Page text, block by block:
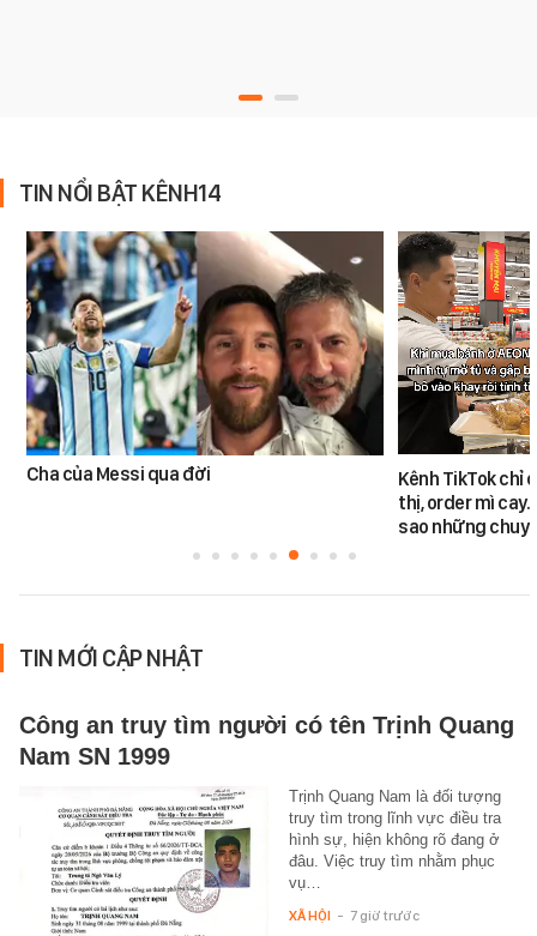
TIN NỔI BẬT KÊNH14
Cha của Messi qua đời
Kênh TikTok chỉ
thị, order mì
sao những
TIN MỚI CẬP NHẬT
Công an truy tìm người có tên Trịnh Quang
Nam SN 1999
Trịnh Quang Nam là đối tượng
truy tìm trong lĩnh vực điều tra
hình sự, hiện không rõ đang ở
đâu. Việc truy tìm nhằm phục
vụ…
XÃ HỘI - 7 giờ trước